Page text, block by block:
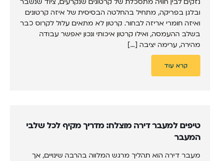
ובלגן בפריקה, מתחיל בהחלטה הבסיסית של איזה קרטונים
ואיזה חומרי אריזה לבחור. קרטון לא מתאים עלול לקרוס כבר
בשלב ההעמסה, ואילו קרטון איכותי ונכון יאפשר עבודה
מהירה, ערימה יציבה […]
קרא עוד
טיפים למעבר דירה מוצלח: מדריך מקיף לכל שלבי
המעבר
מעבר דירה הוא תהליך מרגש המלווה בהרבה שינויים, אך